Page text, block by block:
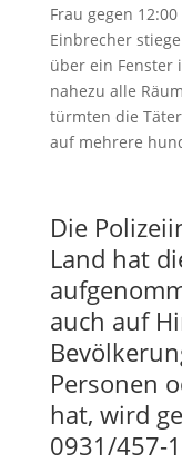
Frau gegen
Einbrecher
über ein Fenster
nahezu alle
türmten die
auf mehrere
Die
Land hat
auch auf
Personen
hat, wird
0931/457-